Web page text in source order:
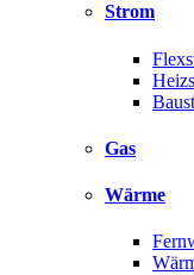
Strom
Gas
Wärme